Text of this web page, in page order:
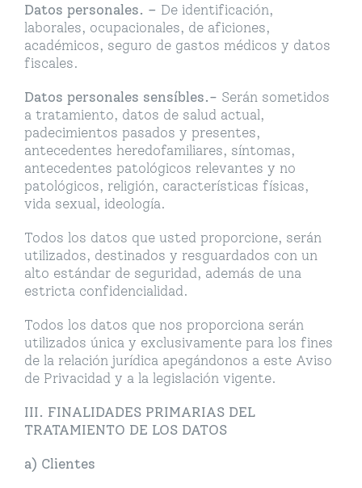
Datos personales. – De identificación,
laborales, ocupacionales, de aficiones,
académicos, seguro de gastos médicos y datos
fiscales.
Datos personales sensíbles.- Serán sometidos
a tratamiento, datos de salud actual,
padecimientos pasados y presentes,
antecedentes heredofamiliares, síntomas,
antecedentes patológicos relevantes y no
patológicos, religión, características físicas,
vida sexual, ideología.
Todos los datos que usted proporcione, serán
utilizados, destinados y resguardados con un
alto estándar de seguridad, además de una
estricta confidencialidad.
Todos los datos que nos proporciona serán
utilizados única y exclusivamente para los fines
de la relación jurídica apegándonos a este Aviso
de Privacidad y a la legislación vigente.
III. FINALIDADES PRIMARIAS DEL
TRATAMIENTO DE LOS DATOS
a) Clientes